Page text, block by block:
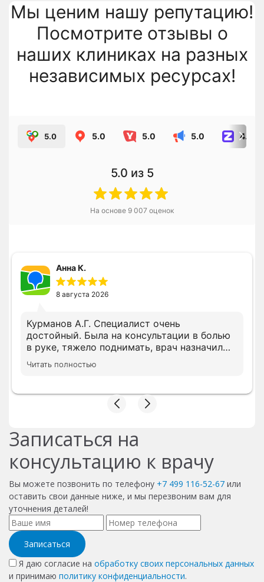
Мы ценим нашу репутацию!
Посмотрите отзывы о
наших клиниках на разных
независимых ресурсах!
5.0 5.0 5.0 5.0 4.8
5.0 из 5
На основе 9 007 оценок
Анна К.
8 августа 2026
Курманов А.Г. Специалист очень
достойный. Была на консультации в болью
в руке, тяжело поднимать, врач назначил
все необходимое лечение сразу, просил
дождать анализы несколько показателей,
лечение с учетом показателей. В клинике с
вниманием относятся, следят за записью.
Читать полностью
Записаться на
консультацию к врачу
Вы можете позвонить по телефону +7 499 116-52-67 или
оставить свои данные ниже, и мы перезвоним вам для
уточнения деталей!
Записаться
Я даю согласие на обработку своих персональных данных
и принимаю политику конфиденциальности.